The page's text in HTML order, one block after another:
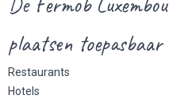
plaatsen toepasbaar
Restaurants
Hotels